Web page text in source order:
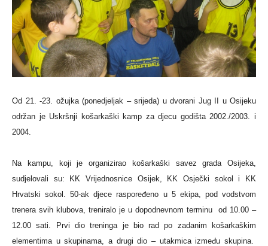
Od 21. -23. ožujka (ponedjeljak – srijeda) u dvorani Jug II u Osijeku
održan je Uskršnji košarkaški kamp za djecu godišta 2002./2003. i
2004.
Na kampu, koji je organizirao košarkaški savez grada Osijeka,
sudjelovali su: KK Vrijednosnice Osijek, KK Osječki sokol i KK
Hrvatski sokol. 50-ak djece raspoređeno u 5 ekipa, pod vodstvom
trenera svih klubova, treniralo je u dopodnevnom terminu od 10.00 –
12.00 sati. Prvi dio treninga je bio rad po zadanim košarkaškim
elementima u skupinama, a drugi dio – utakmica između skupina.